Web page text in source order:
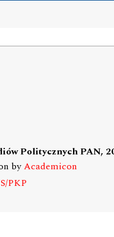
Politycznych PAN,
byAcademicon
PKP